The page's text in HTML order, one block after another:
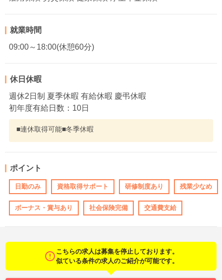
就業時間
09:00～18:00(休憩60分)
休日休暇
週休2日制 夏季休暇 有給休暇 慶弔休暇
初年度有給日数：10日
■連休取得可能■冬季休暇
ポイント
日勤のみ 資格取得サポート 研修制度あり 残業少なめ
ボーナス・賞与あり 社会保険完備 交通費支給
こちらの求人は募集を停止しております。
似ている条件の求人のご紹介が可能です。